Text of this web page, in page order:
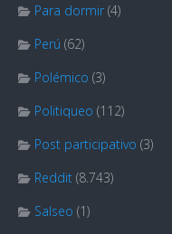
Para dormir (4)
Perú (62)
Polémico (3)
Politiqueo (112)
Post participativo (3)
Reddit (8.743)
Salseo (1)